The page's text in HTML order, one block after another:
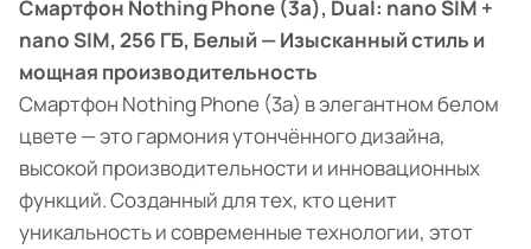
Смартфон Nothing Phone (3a), Dual: nano SIM +
nano SIM, 256 ГБ, Белый — Изысканный стиль и
мощная производительность
Смартфон Nothing Phone (3a) в элегантном белом
цвете — это гармония утончённого дизайна,
высокой производительности и инновационных
функций. Созданный для тех, кто ценит
уникальность и современные технологии, этот